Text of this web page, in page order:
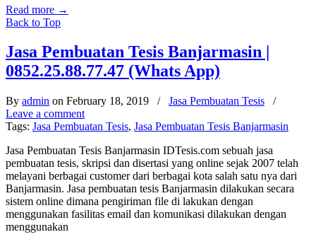
Read more →
Back to Top
Jasa Pembuatan Tesis Banjarmasin |
0852.25.88.77.47 (Whats App)
By admin on February 18, 2019 / Jasa Pembuatan Tesis
/
Leave a comment
Tags: Jasa Pembuatan Tesis, Jasa Pembuatan Tesis Banjarmasin
Jasa Pembuatan Tesis Banjarmasin IDTesis.com sebuah jasa
pembuatan tesis, skripsi dan disertasi yang online sejak 2007 telah
melayani berbagai customer dari berbagai kota salah satu nya dari
Banjarmasin. Jasa pembuatan tesis Banjarmasin dilakukan secara
sistem online dimana pengiriman file di lakukan dengan
menggunakan fasilitas email dan komunikasi dilakukan dengan
menggunakan